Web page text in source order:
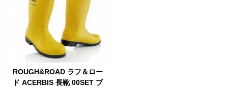
ROUGH&ROAD ラフ＆ロー
ド ACERBIS 長靴 00SET ブ